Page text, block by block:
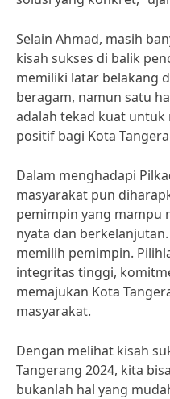
Selain Ahmad, masih
kisah sukses di balik
memiliki latar belakang
beragam, namun satu
adalah tekad kuat
positif bagi Kota
Dalam menghadapi
masyarakat pun
pemimpin yang mampu
nyata dan
memilih pemimpin.
integritas tinggi,
memajukan Kota
masyarakat.
Dengan melihat kisah
Tangerang 2024, kita
bukanlah hal yang